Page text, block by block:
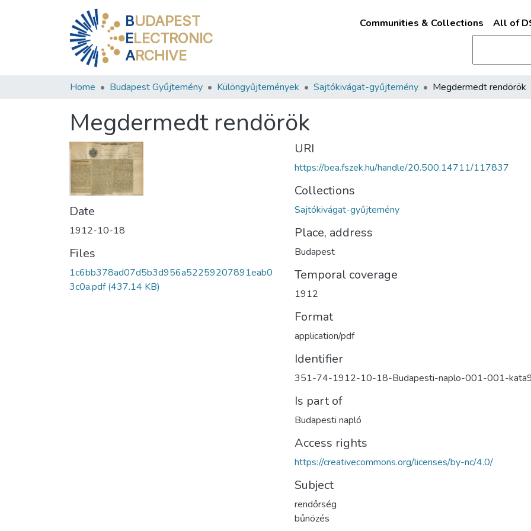
BUDAPEST
ELECTRONIC
ARCHIVE
Communities & Collections All of
Home Budapest Gyűjtemény Különgyűjtemények Sajtókivágat-gyűjtemény Megdermedt rendörök
Megdermedt rendörök
Date
1912-10-18
Files
1c6bb378ad07d5b3d956a52259207891eab0
3c0a.pdf(437.14 KB)
URI
https://bea.fszek.hu/handle/20.500.14711/117837
Collections
Sajtókivágat-gyűjtemény
Place, address
Budapest
Temporal coverage
1912
Format
application/pdf
Identifier
351-74-1912-10-18-Budapesti-naplo-001-001-
Is part of
Budapesti napló
Access rights
https://creativecommons.org/licenses/by-nc/4.0/
Subject
rendőrség
bűnözés